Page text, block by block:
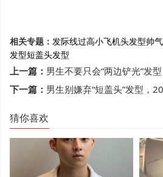
相关专题： 发际线过高小飞机头发型帅
发型短盖头发型
上一篇： 男生不要只会“两边铲光”发型
下一篇： 男生别嫌弃“短盖头”发型，2020春
猜你喜欢